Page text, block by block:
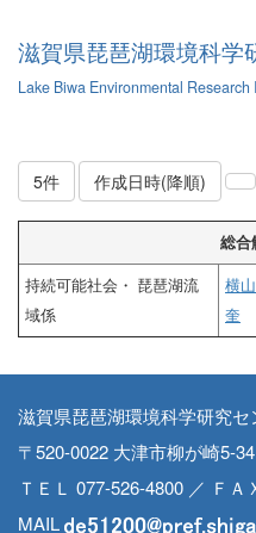
滋賀県琵琶湖環境科学
Lake Biwa Environmental Research
5件 作成日時(降順)
総合
持続可能社会・ 琵琶湖流
域係
横
奎
滋賀県琵琶湖環境科学研究セ
〒520-0022 大津市柳が崎5-34
ＴＥＬ 077-526-4800 ／ ＦＡ
MAIL